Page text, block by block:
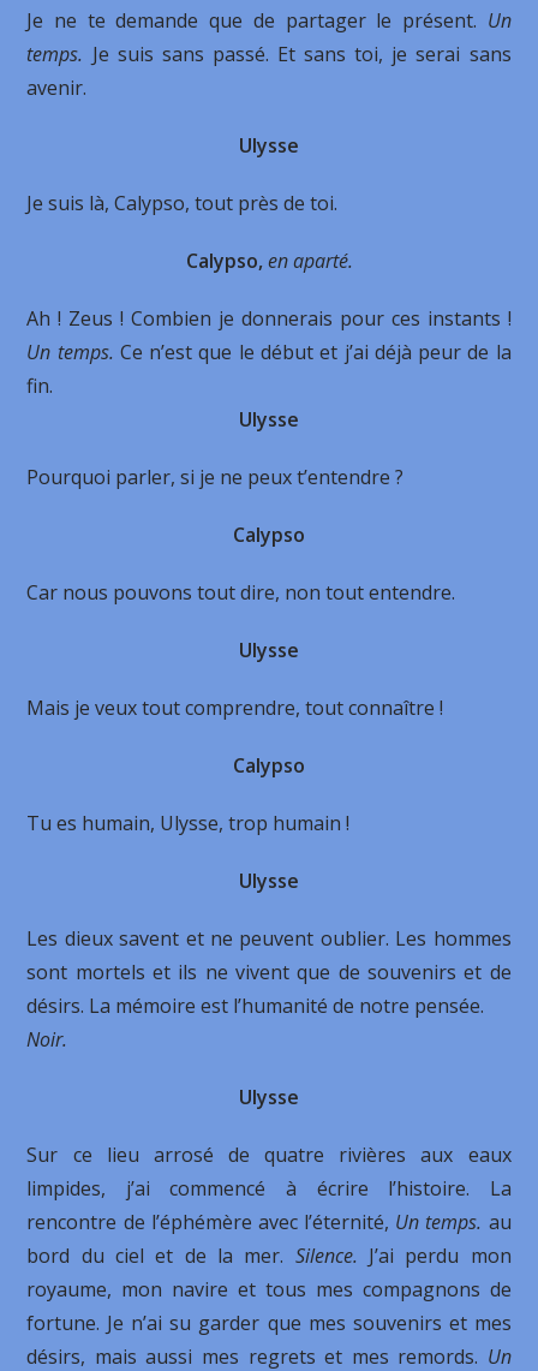
Je ne te demande que de partager le présent. Un
temps. Je suis sans passé. Et sans toi, je serai sans
avenir.
Ulysse
Je suis là, Calypso, tout près de toi.
Calypso,en aparté.
Ah ! Zeus ! Combien je donnerais pour ces instants !
Un temps. Ce n’est que le début et j’ai déjà peur de la
fin.
Ulysse
Pourquoi parler, si je ne peux t’entendre ?
Calypso
Car nous pouvons tout dire, non tout entendre.
Ulysse
Mais je veux tout comprendre, tout connaître !
Calypso
Tu es humain, Ulysse, trop humain !
Ulysse
Les dieux savent et ne peuvent oublier. Les hommes
sont mortels et ils ne vivent que de souvenirs et de
désirs. La mémoire est l’humanité de notre pensée.
Noir.
Ulysse
Sur ce lieu arrosé de quatre rivières aux eaux
limpides, j’ai commencé à écrire l’histoire. La
rencontre de l’éphémère avec l’éternité, Un temps. au
bord du ciel et de la mer. Silence. J’ai perdu mon
royaume, mon navire et tous mes compagnons de
fortune. Je n’ai su garder que mes souvenirs et mes
désirs, mais aussi mes regrets et mes remords. Un